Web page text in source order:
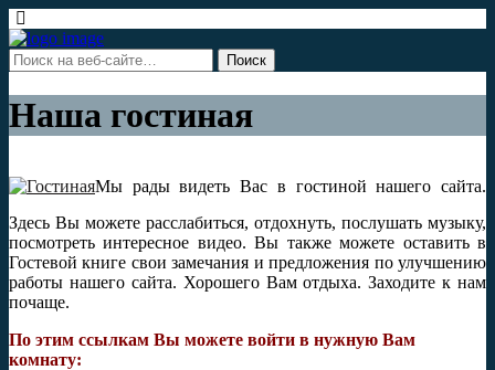
Наша гостиная
Мы рады видеть Вас в гостиной нашего сайта.
Здесь Вы можете расслабиться, отдохнуть, послушать музыку,
посмотреть интересное видео. Вы также можете оставить в
Гостевой книге свои замечания и предложения по улучшению
работы нашего сайта. Хорошего Вам отдыха. Заходите к нам
почаще.
По этим ссылкам Вы можете войти в нужную Вам
комнату: